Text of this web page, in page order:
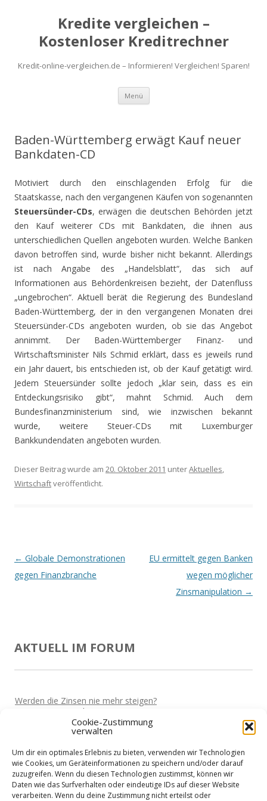
Cookie-Zustimmung
verwalten
Um dir ein optimales Erlebnis zu bieten, verwenden wir Technologien
wie Cookies, um Geräteinformationen zu speichern und/oder darauf
zuzugreifen. Wenn du diesen Technologien zustimmst, können wir
Daten wie das Surfverhalten oder eindeutige IDs auf dieser Website
verarbeiten. Wenn du deine Zustimmung nicht erteilst oder
Kredite vergleichen –
Kostenloser Kreditrechner
Kredit-online-vergleichen.de – Informieren! Vergleichen! Sparen!
Menü Zum
springen
Baden-Württemberg erwägt Kauf neuer
Bankdaten-CD
Motiviert durch den einschlagenden Erfolg für die
Staatskasse, nach den vergangenen Käufen von sogenannten
Steuersünder-CDs, erwägen die deutschen Behörden jetzt
den Kauf weiterer CDs mit Bankdaten, die ihnen aus
unterschiedlichen Quellen angeboten wurden. Welche Banken
davon betroffen sind, wurde bisher nicht bekannt. Allerdings
ist nach Angabe des „Handelsblatt“, das sich auf
Informationen aus Behördenkreisen bezieht, der Datenfluss
„ungebrochen“. Aktuell berät die Regierung des Bundesland
Baden-Württemberg, der in den vergangenen Monaten drei
Steuersünder-CDs angeboten wurden, ob sie das Angebot
annimmt. Der Baden-Württemberger Finanz- und
Wirtschaftsminister Nils Schmid erklärt, dass es jeweils rund
ein Jahr dauert, bis entschieden ist, ob der Kauf getätigt wird.
Jedem Steuersünder sollte jedoch „klar sein, dass es ein
Entdeckungsrisiko gibt“, mahnt Schmid. Auch dem
Bundesfinanzministerium sind, wie inzwischen bekannt
wurde, weitere Steuer-CDs mit Luxemburger
Bankkundendaten angeboten wurden.
Dieser Beitrag wurde am 20. Oktober 2011 unterAktuelles,
Wirtschaftveröffentlicht.
Beitrags-
Navigation
← Globale Demonstrationen
gegen Finanzbranche
EU ermittelt gegen Banken
wegen möglicher
Zinsmanipulation →
AKTUELL IM FORUM
Werden die Zinsen nie mehr steigen?
Vor 5 Jahren
Bekomme ich auch als Unternehmer einen Kredit?
Hohe Strompreise fressen einen auf....
VonHorst Vor 5 Jahren
Betriebsmittel zwischenfinanzieren lassen?